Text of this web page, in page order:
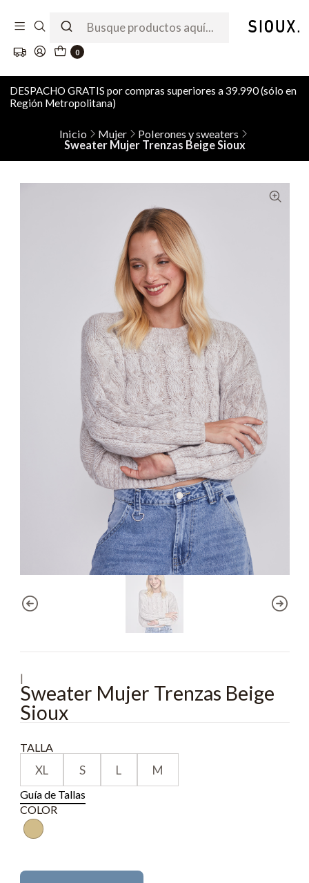
0
DESPACHO GRATIS por compras superiores a 39.990 (sólo en
Región Metropolitana)
Inicio Mujer
Polerones y sweaters
Sweater Mujer Trenzas Beige Sioux
|
Sweater Mujer Trenzas Beige
Sioux
TALLA
XL S L M
Guía de Tallas
COLOR